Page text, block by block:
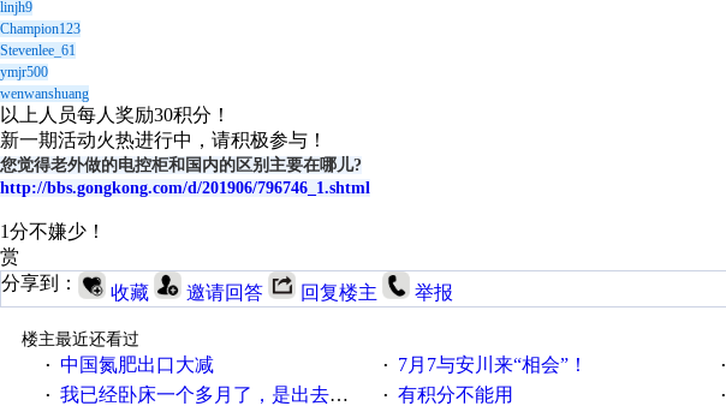
linjh9
Champion123
Stevenlee_61
ymjr500
wenwanshuang
以上人员每人奖励30积分！
新一期活动火热进行中，请积极参与！
您觉得老外做的电控柜和国内的区别主要在哪儿?
http://bbs.gongkong.com/d/201906/796746_1.shtml
1分不嫌少！
赏
分享到：
收藏 邀请回答 回复楼主 举报
楼主最近还看过
· 中国氮肥出口大减 · 7月7与安川来“相会”！ ·
· 我已经卧床一个多月了，是出去安装机械手在高速遭遇车祸所致:大家工作都要特别注意啊 · 有积分不能用 ·